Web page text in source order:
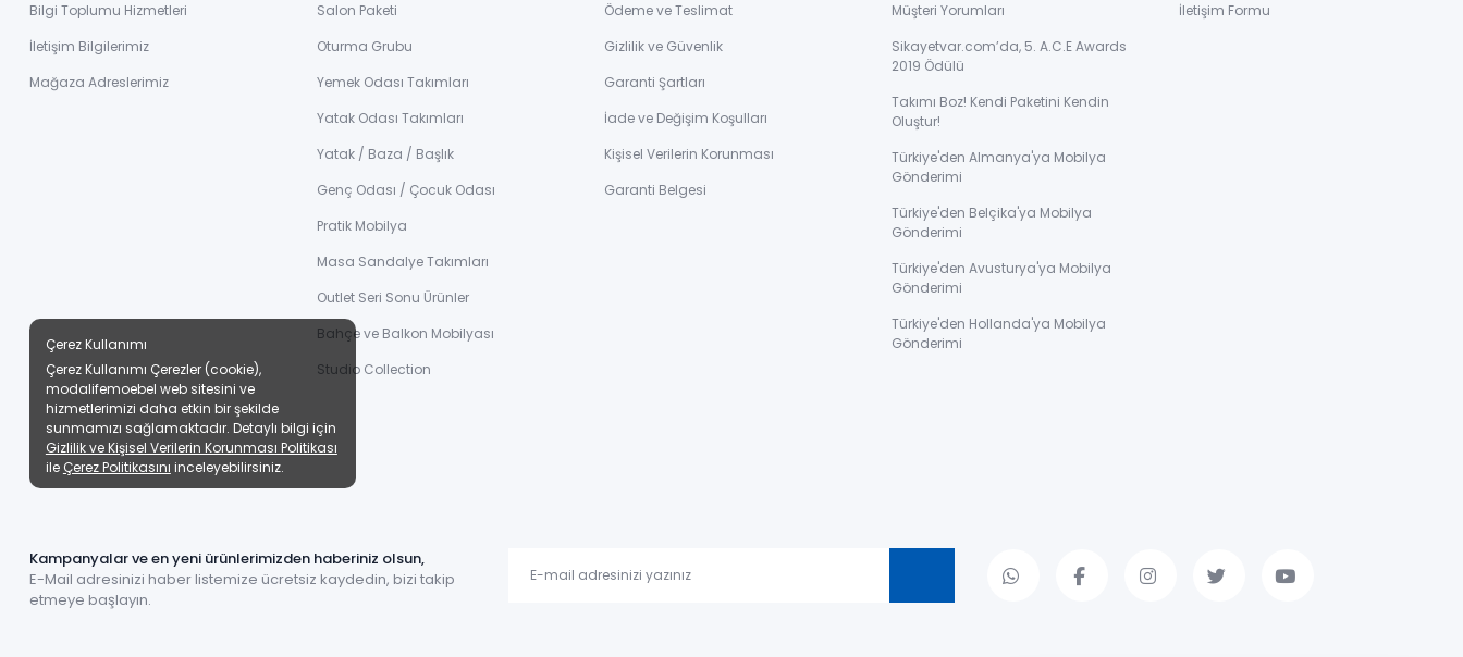
Bilgi Toplumu Hizmetleri
İletişim Bilgilerimiz
Mağaza Adreslerimiz
Salon Paketi
Oturma Grubu
Yemek Odası Takımları
Yatak Odası Takımları
Yatak / Baza / Başlık
Genç Odası / Çocuk Odası
Pratik Mobilya
Masa Sandalye Takımları
Outlet Seri Sonu Ürünler
Bahçe ve Balkon Mobilyası
Studio Collection
Ödeme ve Teslimat
Gizlilik ve Güvenlik
Garanti Şartları
İade ve Değişim Koşulları
Kişisel Verilerin Korunması
Garanti Belgesi
Müşteri Yorumları
Sikayetvar.com’da, 5. A.C.E Awards
2019 Ödülü
Takımı Boz! Kendi Paketini Kendin
Oluştur!
Türkiye'den Almanya'ya Mobilya
Gönderimi
Türkiye'den Belçika'ya Mobilya
Gönderimi
Türkiye'den Avusturya'ya Mobilya
Gönderimi
Türkiye'den Hollanda'ya Mobilya
Gönderimi
İletişim Formu
Kampanyalar ve en yeni ürünlerimizden haberiniz olsun,
E-Mail adresinizi haber listemize ücretsiz kaydedin, bizi takip
etmeye başlayın.
Çerez Kullanımı
Çerez Kullanımı Çerezler (cookie),
modalifemoebel web sitesini ve
hizmetlerimizi daha etkin bir şekilde
sunmamızı sağlamaktadır. Detaylı bilgi için
Gizlilik ve Kişisel Verilerin Korunması Politikası
ile Çerez Politikasını inceleyebilirsiniz.